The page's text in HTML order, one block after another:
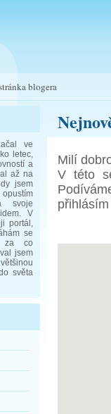
blogera
ve
letec,
a
až na
jsem
svoje
V
portál,
se
za co
jsem
světa
Milí
V této